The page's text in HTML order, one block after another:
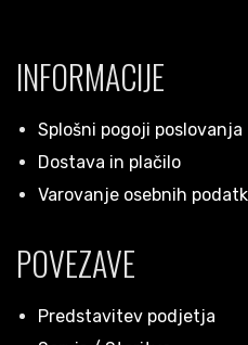
INFORMACIJE
Splošni pogoji poslovanja
Dostava in plačilo
Varovanje osebnih
POVEZAVE
Predstavitev podjetja